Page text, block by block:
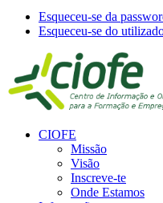
Esqueceu-se da
Esqueceu-se do
CIOFE
Missão
Visão
Inscreve-te
Onde Estamos